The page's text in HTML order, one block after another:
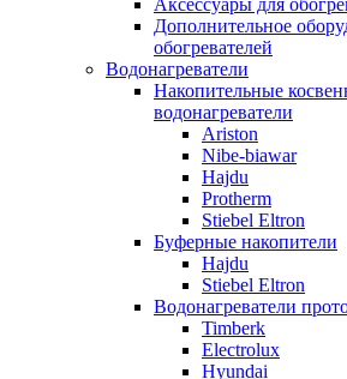
Аксессуары для
Дополнительное
обогревателей
Водонагреватели
Накопительные
водонагреватели
Ariston
Nibe-biawar
Hajdu
Protherm
Stiebel Eltron
Буферные накопители
Hajdu
Stiebel Eltron
Водонагреватели
Timberk
Electrolux
Hyundai